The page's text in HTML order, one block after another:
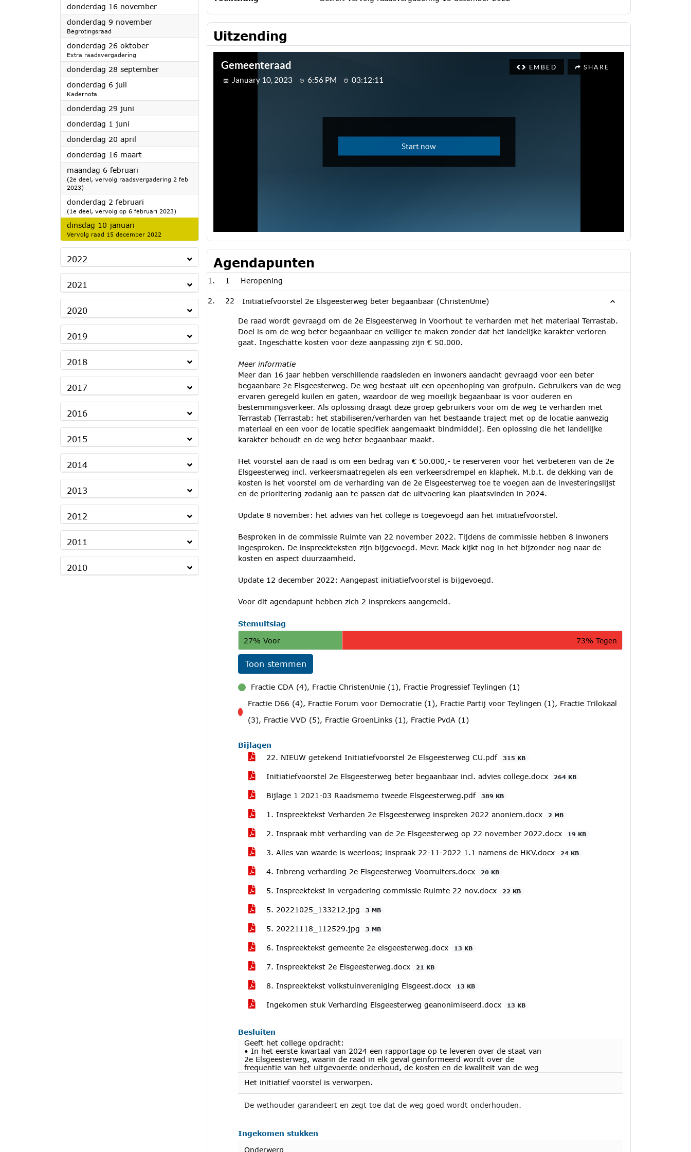
donderdag 16 november2023
donderdag 9 november2023
Begrotingsraad
donderdag 26 oktober2023
Extra raadsvergadering
donderdag 28 september2023
donderdag 6 juli
Kadernota
donderdag 29 juni
donderdag 1 juni
donderdag 20 april
donderdag 16 maart2023
maandag 6 februari
(2e deel, vervolg raadsvergadering 2 feb
2023)
donderdag 2 februari
(1e deel, vervolg op 6 februari 2023)
dinsdag 10 januari
Vervolg raad 15 december 2022
2022
2021
2020
2019
2018
2017
2016
2015
2014
2013
2012
2011
2010
Uitzending
Agendapunten
1 Heropening
22 Initiatiefvoorstel 2e Elsgeesterweg beter begaanbaar (ChristenUnie)
De raad wordt gevraagd om de 2e Elsgeesterweg in Voorhout te verharden met het materiaal Terrastab.
Doel is om de weg beter begaanbaar en veiliger te maken zonder dat het landelijke karakter verloren
gaat. Ingeschatte kosten voor deze aanpassing zijn € 50.000.
Meer informatie
Meer dan 16 jaar hebben verschillende raadsleden en inwoners aandacht gevraagd voor een beter
begaanbare 2e Elsgeesterweg. De weg bestaat uit een opeenhoping van grofpuin. Gebruikers van de weg
ervaren geregeld kuilen en gaten, waardoor de weg moeilijk begaanbaar is voor ouderen en
bestemmingsverkeer. Als oplossing draagt deze groep gebruikers voor om de weg te verharden met
Terrastab (Terrastab: het stabiliseren/verharden van het bestaande traject met op de locatie aanwezig
materiaal en een voor de locatie specifiek aangemaakt bindmiddel). Een oplossing die het landelijke
karakter behoudt en de weg beter begaanbaar maakt.
Het voorstel aan de raad is om een bedrag van € 50.000,- te reserveren voor het verbeteren van de 2e
Elsgeesterweg incl. verkeersmaatregelen als een verkeersdrempel en klaphek. M.b.t. de dekking van de
kosten is het voorstel om de verharding van de 2e Elsgeesterweg toe te voegen aan de investeringslijst
en de prioritering zodanig aan te passen dat de uitvoering kan plaatsvinden in 2024.
Update 8 november: het advies van het college is toegevoegd aan het initiatiefvoorstel.
Besproken in de commissie Ruimte van 22 november 2022. Tijdens de commissie hebben 8 inwoners
ingesproken. De inspreekteksten zijn bijgevoegd. Mevr. Mack kijkt nog in het bijzonder nog naar de
kosten en aspect duurzaamheid.
Update 12 december 2022: Aangepast initiatiefvoorstel is bijgevoegd.
Voor dit agendapunt hebben zich 2 insprekers aangemeld.
Stemuitslag
27% Voor
73% Tegen
Toon stemmen
Fractie CDA (4), Fractie ChristenUnie (1), Fractie Progressief Teylingen (1)
tegen
Fractie D66 (4), Fractie Forum voor Democratie (1), Fractie Partij voor Teylingen (1), Fractie Trilokaal
(3), Fractie VVD (5), Fractie GroenLinks (1), Fractie PvdA (1)
Bijlagen
22. NIEUW getekend Initiatiefvoorstel 2e Elsgeesterweg CU.pdf
315 KB
Initiatiefvoorstel 2e Elsgeesterweg beter begaanbaar incl. advies college.docx 264 KB
Bijlage 1 2021-03 Raadsmemo tweede Elsgeesterweg.pdf 389 KB
1. Inspreektekst Verharden 2e Elsgeesterweg inspreken 2022 anoniem.docx 2 MB
2. Inspraak mbt verharding van de 2e Elsgeesterweg op 22 november 2022.docx 19 KB
3. Alles van waarde is weerloos; inspraak 22-11-2022 1.1 namens de HKV.docx 24 KB
4. Inbreng verharding 2e Elsgeesterweg-Voorruiters.docx 20 KB
5. Inspreektekst in vergadering commissie Ruimte 22 nov.docx 22 KB
5. 20221025_133212.jpg 3 MB
5. 20221118_112529.jpg 3 MB
6. Inspreektekst gemeente 2e elsgeesterweg.docx 13 KB
7. Inspreektekst 2e Elsgeesterweg.docx 21 KB
8. Inspreektekst volkstuinvereniging Elsgeest.docx 13 KB
Ingekomen stuk Verharding Elsgeesterweg geanonimiseerd.docx 13 KB
Besluiten
Geeft het college opdracht:
• In het eerste kwartaal van 2024 een rapportage op te leveren over de staat van
2e Elsgeesterweg, waarin de raad in elk geval geinformeerd wordt over de
frequentie van het uitgevoerde onderhoud, de kosten en de kwaliteit van de weg
Het initiatief voorstel is verworpen.
De wethouder garandeert en zegt toe dat de weg goed wordt onderhouden.
Ingekomen stukken
Onderwerp